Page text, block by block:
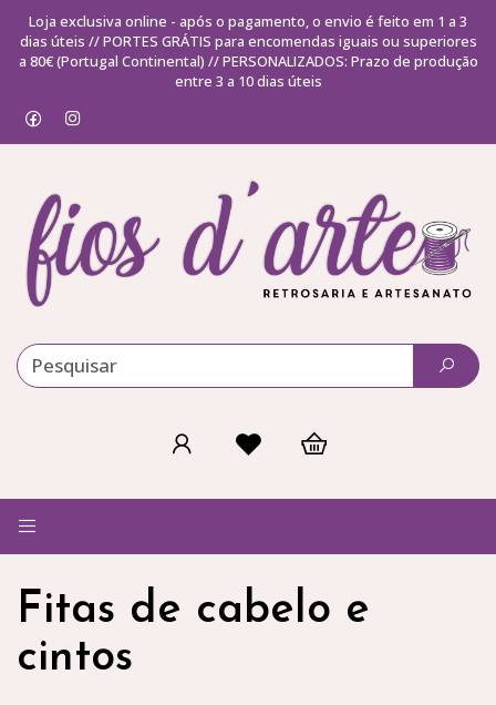
Loja exclusiva online - após o pagamento, o envio é feito em 1 a 3
dias úteis // PORTES GRÁTIS para encomendas iguais ou superiores
a 80€ (Portugal Continental) // PERSONALIZADOS: Prazo de produção
entre 3 a 10 dias úteis
Alternar
navegação
Fitas de cabelo e
cintos